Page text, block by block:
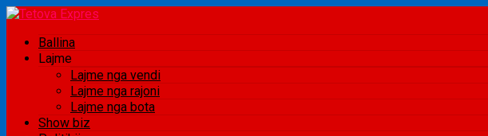
Ballina
Lajme
Lajme nga vendi
Lajme nga rajoni
Lajme nga bota
Show biz